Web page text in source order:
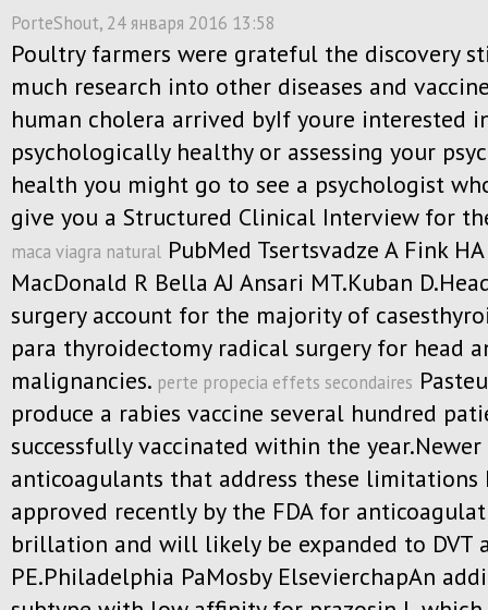
PorteShout, 24 января 2016 13:58
Poultry farmers were grateful the discovery
much research into other diseases and
human cholera arrived byIf youre interested
psychologically healthy or assessing your
health you might go to see a psychologist
give you a Structured Clinical Interview for the
maca viagra natural PubMed Tsertsvadze A Fink
MacDonald R Bella AJ Ansari MT.Kuban
surgery account for the majority of
para thyroidectomy radical surgery for head
malignancies. perte propecia effets secondaires
produce a rabies vaccine several hundred
successfully vaccinated within the year.Newer
anticoagulants that address these limitations
approved recently by the FDA for
brillation and will likely be expanded to DVT
PE.Philadelphia PaMosby ElsevierchapAn